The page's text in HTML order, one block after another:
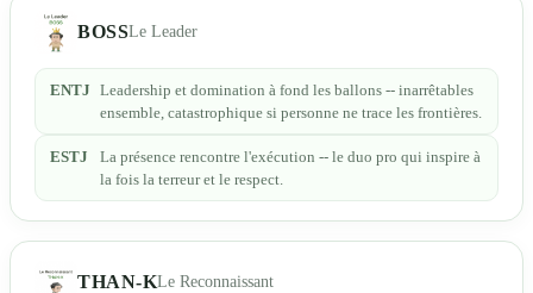
BOSSLe Leader
ENTJ Leadership et domination à fond les ballons -- inarrêtables
ensemble, catastrophique si personne ne trace les frontières.
ESTJ
La présence rencontre l'exécution -- le duo pro qui inspire à
la fois la terreur et le respect.
THAN-KLe Reconnaissant